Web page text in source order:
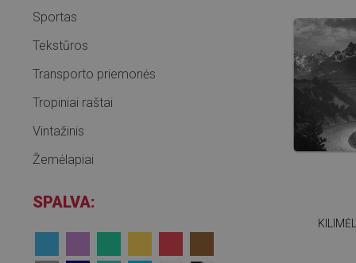
Sportas
Tekstūros
Transporto priemonės
Tropiniai raštai
Vintažinis
Žemėlapiai
SPALVA: